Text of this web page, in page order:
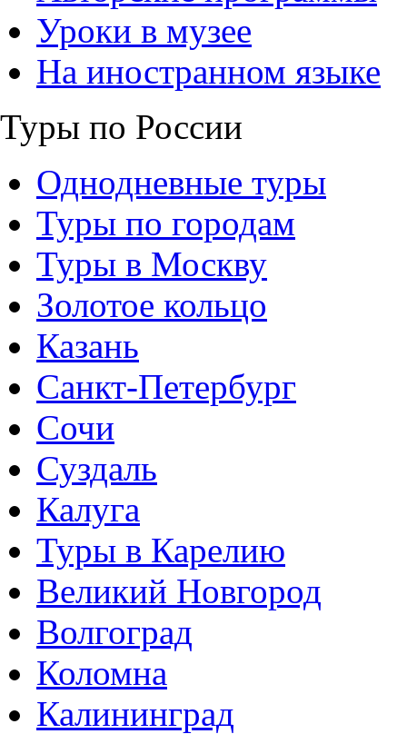
Уроки в музее
На иностранном языке
Туры по России
Однодневные туры
Туры по городам
Туры в Москву
Золотое кольцо
Казань
Санкт-Петербург
Сочи
Суздаль
Калуга
Туры в Карелию
Великий Новгород
Волгоград
Коломна
Калининград